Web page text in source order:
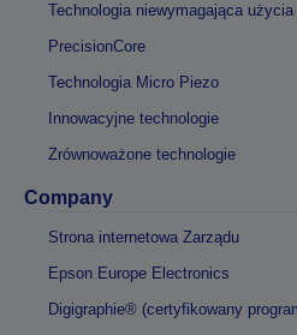
Technologia niewymagająca użycia
PrecisionCore
Technologia Micro Piezo
Innowacyjne technologie
Zrównoważone technologie
Company
Strona internetowa Zarządu
Epson Europe Electronics
Digigraphie® (certyfikowany